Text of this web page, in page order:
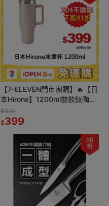
【7-ELEVEN門市團購】🔥【日
本Hirone】1200ml雙飲鈦陶瓷
冰壩杯-粉｜極致保冰X雙飲設
計✨
$990
$399
66
折